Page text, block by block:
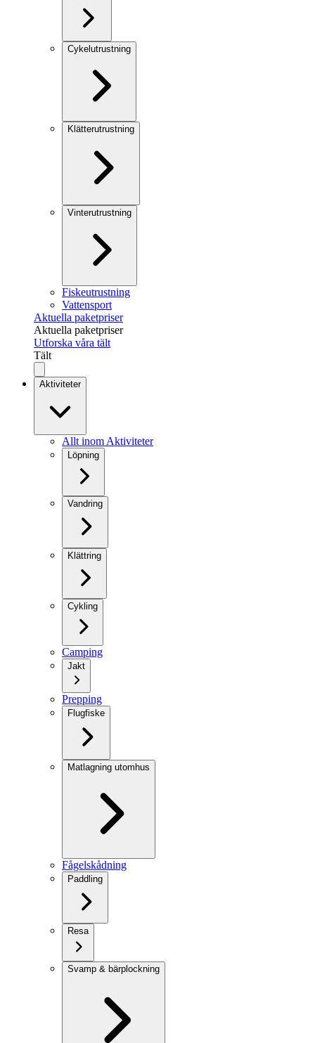
Cykelutrustning
Klätterutrustning
Vinterutrustning
Fiskeutrustning
Vattensport
Aktuella paketpriser
Aktuella paketpriser
Utforska våra tält
Tält
Aktiviteter
Allt inom Aktiviteter
Löpning
Vandring
Klättring
Cykling
Camping
Jakt
Prepping
Flugfiske
Matlagning utomhus
Fågelskådning
Paddling
Resa
Svamp & bärplockning